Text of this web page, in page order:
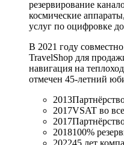
резервирование
космические
услуг по оцифровке
В 2021 году
TravelShop для
навигация на
отмечен 45-летний
2013
2017VSAT во
2017
2018100%
202245 лет